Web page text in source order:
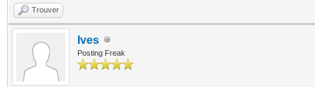
Trouver
Ives
Posting Freak